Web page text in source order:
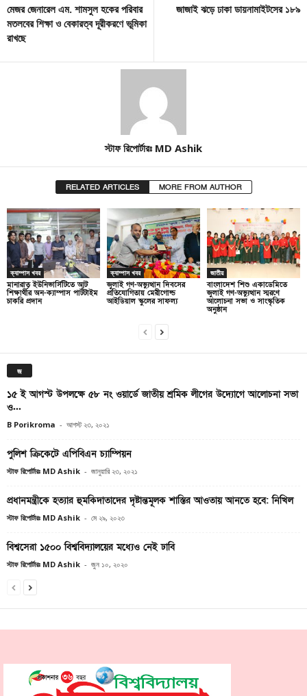
মেজর জেনারেল এম. শামসুল হকের পরিবার
মতলবের শিক্ষা ও বেকারত্ব দূরীকরণে ভূমিকা
রাখছে
জাজাই ঝড়ে ঢাকা ডায়নামাইটসের ১৮৯
স্টাফ রিপোর্টারঃ MD Ashik
RELATED ARTICLES MORE FROM AUTHOR
ক্যাম্পাস খবর
মানারাত ইউনিভার্সিটিতে আট
শিক্ষার্থীর অন-ক্যাম্পাস পার্টটাইম
চাকরি প্রদান
ক্যাম্পাস খবর
জুলাই গণ-অভ্যুত্থান দিবসের
প্রতিযোগিতায় মেরীগোল্ড
আইডিয়াল স্কুলের সাফল্য
জাতীয়
বাংলাদেশ শিশু একাডেমিতে
জুলাই গণ-অভ্যুত্থান স্মরণে
আলোচনা সভা ও সাংস্কৃতিক
অনুষ্ঠান
জ
১৫ ই আগস্ট উপলক্ষে ৫৮ নং ওয়ার্ডে জাতীয় শ্রমিক লীগের উদ্যোগে আলোচনা সভা
ও...
B Porikroma - আগস্ট ২৩, ২০২১
পুলিশ ক্রিকেটে এপিবিএন চ্যাম্পিয়ন
স্টাফ রিপোর্টারঃ MD Ashik - জানুয়ারি ২৩, ২০২১
প্রধানমন্ত্রীকে হত্যার হুমকিদাতাদের দৃষ্টান্তমূলক শাস্তির আওতায় আনতে হবে: নিখিল
স্টাফ রিপোর্টারঃ MD Ashik - মে ২৯, ২০২৩
বিশ্বসেরা ১৫০০ বিশ্ববিদ্যালয়ের মধ্যেও নেই ঢাবি
স্টাফ রিপোর্টারঃ MD Ashik - জুন ১০, ২০২০